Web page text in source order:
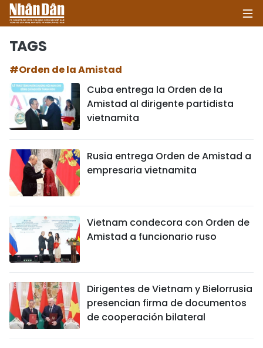
POLÍTICA
SOCIEDAD
CULTURA - ENTRETENIMIENTO
VIAJES
TAGS
#Orden de la Amistad
Cuba entrega la Orden de la
Amistad al dirigente partidista
vietnamita
Rusia entrega Orden de Amistad a
empresaria vietnamita
Vietnam condecora con Orden de
Amistad a funcionario ruso
Dirigentes de Vietnam y Bielorrusia
presencian firma de documentos
de cooperación bilateral